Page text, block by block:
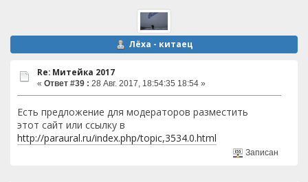
Лёха - китаец
Re: Митейка 2017
« Ответ #39 : 28 Авг. 2017, 18:54:35 18:54 »
Есть предложение для модераторов разместить
этот сайт или ссылку в
http://paraural.ru/index.php/topic,3534.0.html
Записан